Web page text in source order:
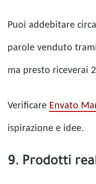
Puoi addebitare
parole venduto
ma presto riceverai
Verificare Envato
ispirazione e idee.
9. Prodotti